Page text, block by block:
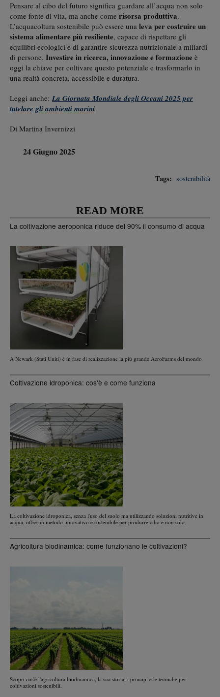
Pensare al cibo del futuro significa guardare all’acqua non solo
come fonte di vita, ma anche come risorsa produttiva.
L’acquacoltura sostenibile può essere una leva per costruire un
sistema alimentare più resiliente, capace di rispettare gli
equilibri ecologici e di garantire sicurezza nutrizionale a miliardi
di persone. Investire in ricerca, innovazione e formazione è
oggi la chiave per coltivare questo potenziale e trasformarlo in
una realtà concreta, accessibile e duratura.
Leggi anche: La Giornata Mondiale degli Oceani 2025 per
tutelare gli ambienti marini
Di Martina Invernizzi
24 Giugno 2025
Tags: sostenibilità
READ MORE
La coltivazione aeroponica riduce del 90% il consumo di acqua
A Newark (Stati Uniti) è in fase di realizzazione la più grande AeroFarms del mondo
Coltivazione idroponica: cos'è e come funziona
La coltivazione idroponica, senza l'uso del suolo ma utilizzando soluzioni nutritive in
acqua, offre un metodo innovativo e sostenibile per produrre cibo e non solo.
Agricoltura biodinamica: come funzionano le coltivazioni?
Scopri cos'è l'agricoltura biodinamica, la sua storia, i principi e le tecniche per
coltivazioni sostenibili.